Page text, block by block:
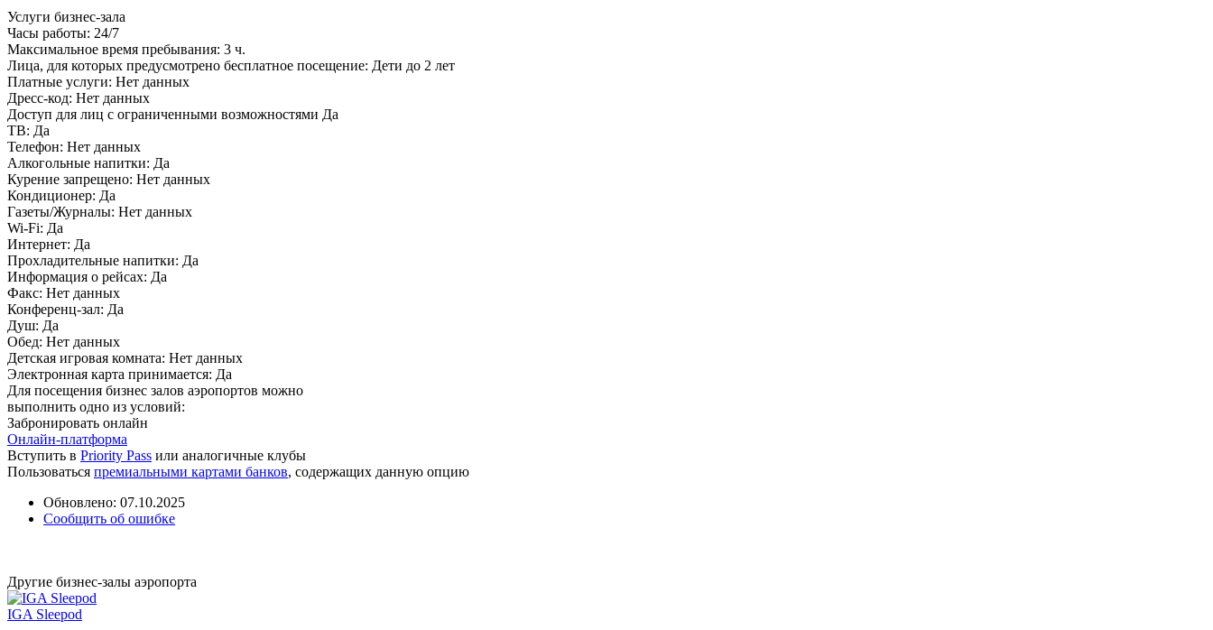
Услуги бизнес-зала
Часы работы: 24/7
Максимальное время пребывания: 3 ч.
Лица, для которых предусмотрено бесплатное посещение: Дети до 2 лет
Платные услуги: Нет данных
Дресс-код: Нет данных
Доступ для лиц с ограниченными возможностями Да
ТВ: Да
Телефон: Нет данных
Алкогольные напитки: Да
Курение запрещено: Нет данных
Кондиционер: Да
Газеты/Журналы: Нет данных
Wi-Fi: Да
Интернет: Да
Прохладительные напитки: Да
Информация о рейсах: Да
Факс: Нет данных
Конференц-зал: Да
Душ: Да
Обед: Нет данных
Детская игровая комната: Нет данных
Электронная карта принимается: Да
Для посещения бизнес залов аэропортов можно
выполнить одно из условий:
Забронировать онлайн
Онлайн-платформа
Вступить в Priority Pass или аналогичные клубы
Пользоваться премиальными картами банков, содержащих данную опцию
Обновлено: 07.10.2025
Сообщить об ошибке
Другие бизнес-залы аэропорта
IGA Sleepod